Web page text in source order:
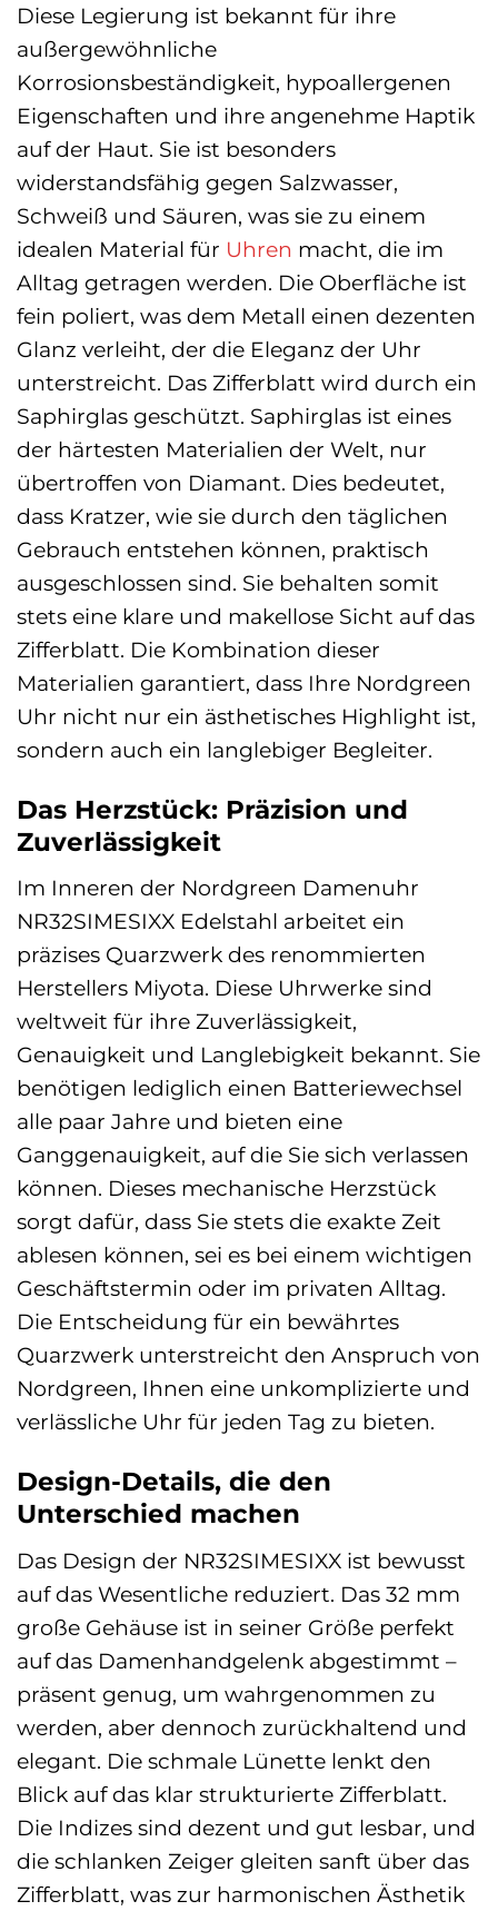
Diese Legierung ist bekannt für ihre
außergewöhnliche
Korrosionsbeständigkeit, hypoallergenen
Eigenschaften und ihre angenehme Haptik
auf der Haut. Sie ist besonders
widerstandsfähig gegen Salzwasser,
Schweiß und Säuren, was sie zu einem
idealen Material für Uhren macht, die im
Alltag getragen werden. Die Oberfläche ist
fein poliert, was dem Metall einen dezenten
Glanz verleiht, der die Eleganz der Uhr
unterstreicht. Das Zifferblatt wird durch ein
Saphirglas geschützt. Saphirglas ist eines
der härtesten Materialien der Welt, nur
übertroffen von Diamant. Dies bedeutet,
dass Kratzer, wie sie durch den täglichen
Gebrauch entstehen können, praktisch
ausgeschlossen sind. Sie behalten somit
stets eine klare und makellose Sicht auf das
Zifferblatt. Die Kombination dieser
Materialien garantiert, dass Ihre Nordgreen
Uhr nicht nur ein ästhetisches Highlight ist,
sondern auch ein langlebiger Begleiter.
Das Herzstück: Präzision und
Zuverlässigkeit
Im Inneren der Nordgreen Damenuhr
NR32SIMESIXX Edelstahl arbeitet ein
präzises Quarzwerk des renommierten
Herstellers Miyota. Diese Uhrwerke sind
weltweit für ihre Zuverlässigkeit,
Genauigkeit und Langlebigkeit bekannt. Sie
benötigen lediglich einen Batteriewechsel
alle paar Jahre und bieten eine
Ganggenauigkeit, auf die Sie sich verlassen
können. Dieses mechanische Herzstück
sorgt dafür, dass Sie stets die exakte Zeit
ablesen können, sei es bei einem wichtigen
Geschäftstermin oder im privaten Alltag.
Die Entscheidung für ein bewährtes
Quarzwerk unterstreicht den Anspruch von
Nordgreen, Ihnen eine unkomplizierte und
verlässliche Uhr für jeden Tag zu bieten.
Design-Details, die den
Unterschied machen
Das Design der NR32SIMESIXX ist bewusst
auf das Wesentliche reduziert. Das 32 mm
große Gehäuse ist in seiner Größe perfekt
auf das Damenhandgelenk abgestimmt –
präsent genug, um wahrgenommen zu
werden, aber dennoch zurückhaltend und
elegant. Die schmale Lünette lenkt den
Blick auf das klar strukturierte Zifferblatt.
Die Indizes sind dezent und gut lesbar, und
die schlanken Zeiger gleiten sanft über das
Zifferblatt, was zur harmonischen Ästhetik